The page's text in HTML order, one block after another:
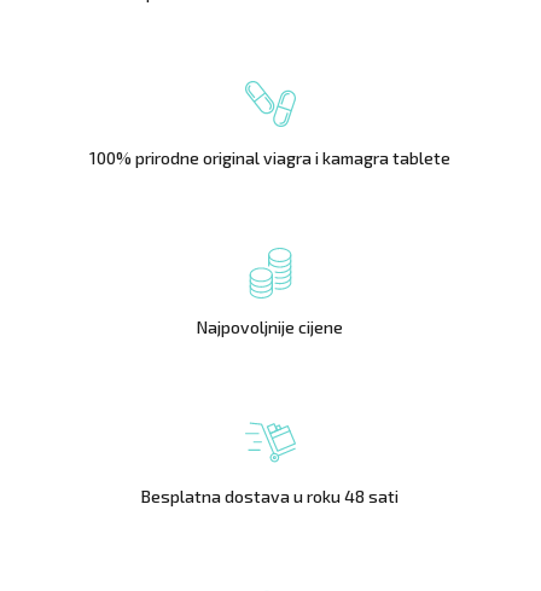
100% prirodne original viagra i kamagra tablete
Najpovoljnije cijene
Besplatna dostava u roku 48 sati